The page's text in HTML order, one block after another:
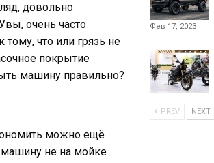
довольно
очень часто
что или грязь не
покрытие
машину правильно?
можно ещё
не на мойке
Фев 17, 2023
PREV NEXT